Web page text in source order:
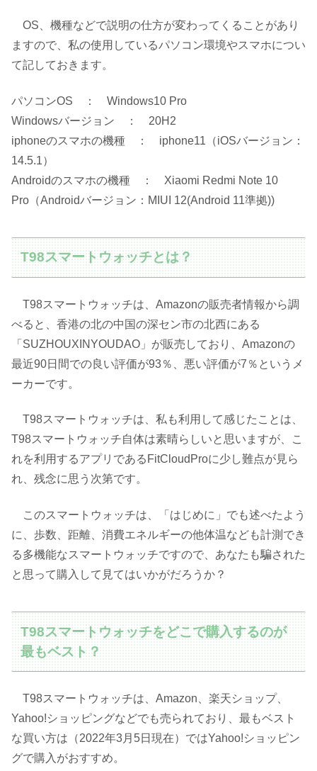
OS、機種などで説明の仕方が変わってくることがあり
ますので、私の使用しているパソコン環境やスマホについ
て記しておきます。
パソコンOS ： Windows10 Pro
Windowsバージョン ： 20H2
iphoneのスマホの機種 ： iphone11（iOSバージョン：
14.5.1）
Androidのスマホの機種 ： Xiaomi Redmi Note 10
Pro（Androidバージョン：MIUI 12(Android 11準拠))
T98スマートウォッチとは？
T98スマートウォッチは、Amazonの販売者情報から調
べると、香港の北の中国の深セン市の北西にある
「SUZHOUXINYOUDAO」が販売しており、Amazonの
最近90日間での良い評価が93％、悪い評価が7％というメ
ーカーです。
T98スマートウォッチは、私も利用して感じたことは、
T98スマートウォッチ自体は素晴らしいと思いますが、こ
れを利用するアプリであるFitCloudProに少し難点が見ら
れ、残念に思う次第です。
このスマートウォッチは、「はじめに」でも述べたよう
に、歩数、距離、消費エネルギーの他体温なども計測でき
る多機能なスマートウォッチですので、あなたも騙された
と思って購入して見てはいかがだろうか？
T98スマートウォッチをどこで購入するのが
最もベスト？
T98スマートウォッチは、Amazon、楽天ショップ、
Yahoo!ショッピングなどでも売られており、最もベスト
な買い方は（2022年3月5日現在）ではYahoo!ショッピン
グで購入がおすすめ。